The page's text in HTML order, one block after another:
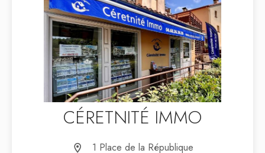
CÉRETNITÉ IMMO
1 Place de la République